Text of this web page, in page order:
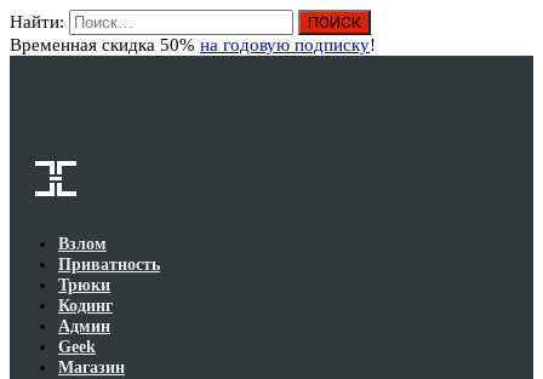
Найти:
Временная скидка 50% на годовую подписку!
Взлом
Приватность
Трюки
Кодинг
Админ
Geek
Магазин